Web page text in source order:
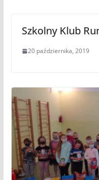
Szkolny Klub
20 października, 2019